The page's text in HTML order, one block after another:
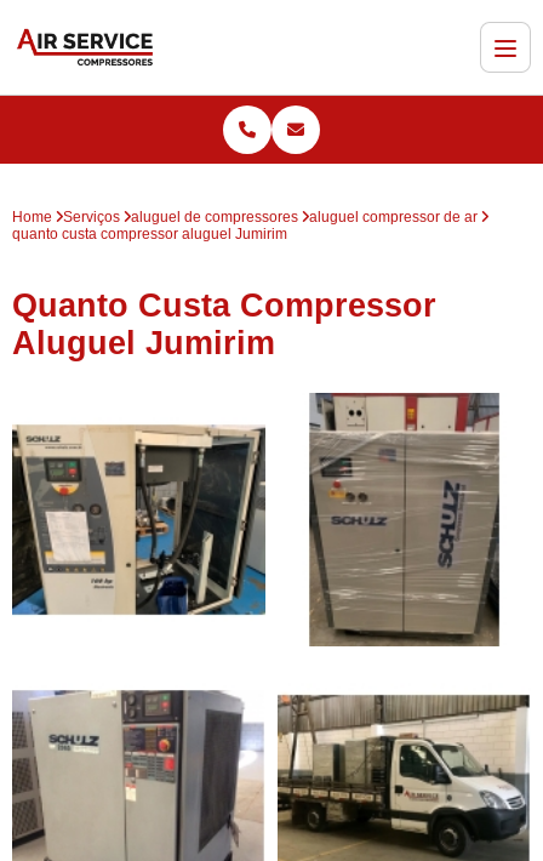
Home Serviços aluguel de compressores
aluguel compressor de ar
quanto custa compressor aluguel Jumirim
Quanto Custa Compressor
Aluguel Jumirim